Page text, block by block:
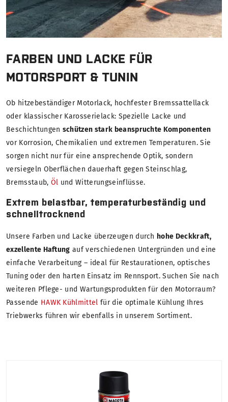
FARBEN UND LACKE FÜR
MOTORSPORT & TUNIN
Ob hitzebeständiger Motorlack, hochfester Bremssattellack
oder klassischer Karosserielack: Spezielle Lacke und
Beschichtungen schützen stark beanspruchte Komponenten
vor Korrosion, Chemikalien und extremen Temperaturen. Sie
sorgen nicht nur für eine ansprechende Optik, sondern
versiegeln Oberflächen dauerhaft gegen Steinschlag,
Bremsstaub, Öl und Witterungseinflüsse.
Extrem belastbar, temperaturbeständig und
schnelltrocknend
Unsere Farben und Lacke überzeugen durch hohe Deckkraft,
exzellente Haftung auf verschiedenen Untergründen und eine
einfache Verarbeitung – ideal für Restaurationen, optisches
Tuning oder den harten Einsatz im Rennsport. Suchen Sie nach
weiteren Pflege- und Wartungsprodukten für den Motorraum?
Passende HAWK Kühlmittel für die optimale Kühlung Ihres
Triebwerks führen wir ebenfalls in unserem Sortiment.